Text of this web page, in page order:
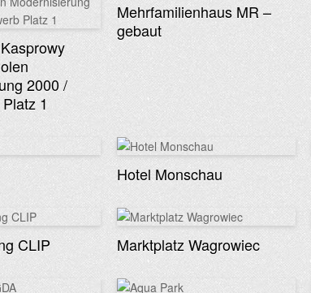
2000 /
1
Mehrfamilienhaus MR –
gebaut
Hotel Monschau
CLIP Marktplatz Wagrowiec